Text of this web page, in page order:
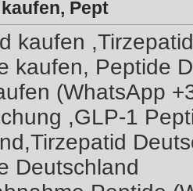
Pept
kaufen
kaufen, Peptide
(WhatsApp
,GLP-1
Deutschland